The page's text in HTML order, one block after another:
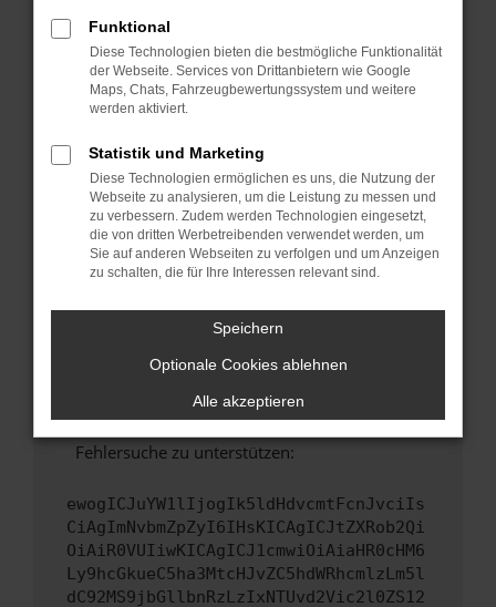
Fenster?
Starte dein Gerät neu.
Das kann manchmal helfen, vorübergehende
Probleme zu beheben.
Stelle sicher, dass dein Browser und dein
Betriebssystem auf dem neuesten Stand
sind.
Veraltete Software birgt nicht nur ein
Sicherheitsrisiko, sondern kann auch dazu
führen, dass bestimmte Funktionen nicht mehr
Wende dich an den Webseitenbetreiber.
Wenn du alle oben genannten Schritte versucht
hast, kontaktiere uns bitte. Wir werden
versuchen, das Problem zu beheben. Du kannst
uns diesen Text schicken, um uns bei der
Fehlersuche zu unterstützen:
ewogICJuYW1lIjogIk5ldHdvcmtFcnJvciIs
CiAgImNvbmZpZyI6IHsKICAgICJtZXRob2Qi
OiAiR0VUIiwKICAgICJ1cmwiOiAiaHR0cHM6
Ly9hcGkueC5ha3MtcHJvZC5hdWRhcmlzLm5l
dC92MS9jbGllbnRzLzIxNTUvd2Vic2l0ZS12
Funktional
Diese Technologien bieten die bestmögliche Funktionalität
der Webseite. Services von Drittanbietern wie Google
Maps, Chats, Fahrzeugbewertungssystem und weitere
werden aktiviert.
Statistik und Marketing
Diese Technologien ermöglichen es uns, die Nutzung der
Webseite zu analysieren, um die Leistung zu messen und
zu verbessern. Zudem werden Technologien eingesetzt,
die von dritten Werbetreibenden verwendet werden, um
Sie auf anderen Webseiten zu verfolgen und um Anzeigen
zu schalten, die für Ihre Interessen relevant sind.
Speichern
Optionale Cookies ablehnen
Alle akzeptieren